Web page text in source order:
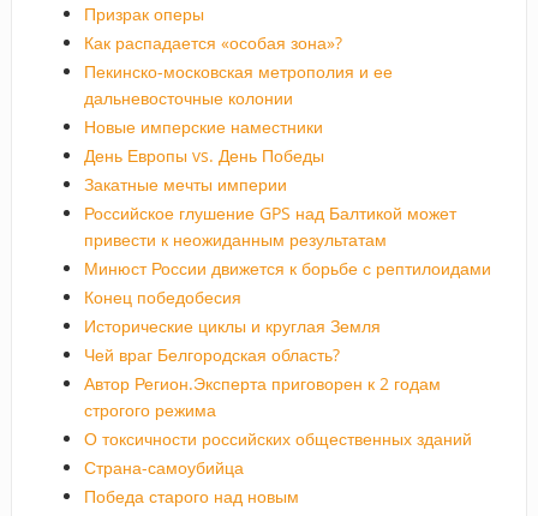
Призрак оперы
Как распадается «особая зона»?
Пекинско-московская метрополия и ее
дальневосточные колонии
Новые имперские наместники
День Европы vs. День Победы
Закатные мечты империи
Российское глушение GPS над Балтикой может
привести к неожиданным результатам
Минюст России движется к борьбе с рептилоидами
Конец победобесия
Исторические циклы и круглая Земля
Чей враг Белгородская область?
Автор Регион.Эксперта приговорен к 2 годам
строгого режима
О токсичности российских общественных зданий
Страна-самоубийца
Победа старого над новым